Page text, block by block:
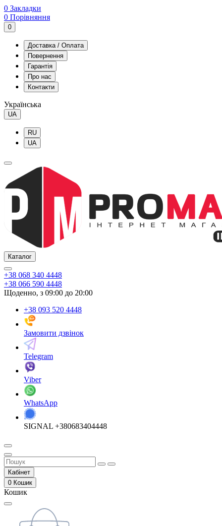
0 Закладки
0 Порівняння
0
Доставка / Оплата
Повернення
Гарантія
Про нас
Контакти
Українська
UA
RU
UA
Каталог
+38 068 340 4448
+38 066 590 4448
Щоденно, з 09:00 до 20:00
+38 093 520 4448
Замовити дзвінок
Telegram
Viber
WhatsApp
SIGNAL +380683404448
Кабінет
0 Кошик
Кошик